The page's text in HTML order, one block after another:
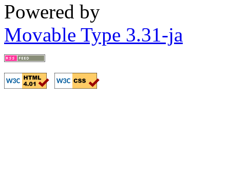
Powered by
Movable Type 3.31-ja